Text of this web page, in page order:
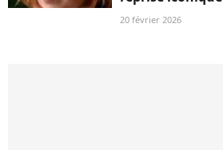
20 février 2026